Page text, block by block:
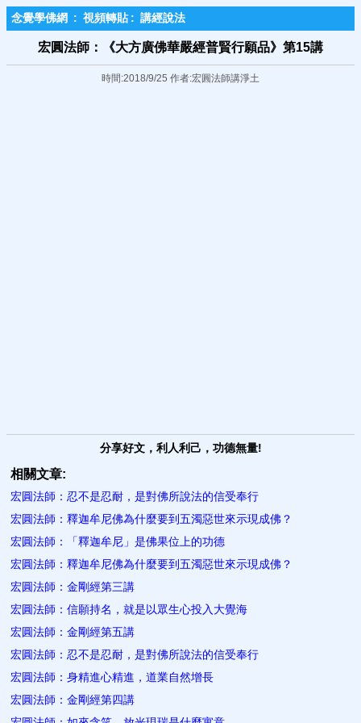
念覺學佛網 : 視頻轉貼 : 講經說法
宏圓法師：《大方廣佛華嚴經普賢行願品》第15講
時間:2018/9/25 作者:宏圓法師講淨土
分享好文，利人利己，功德無量!
相關文章:
宏圓法師：忍不是忍耐，是對佛所說法的信受奉行
宏圓法師：釋迦牟尼佛為什麼要到五濁惡世來示現成佛？
宏圓法師：「釋迦牟尼」是佛果位上的功德
宏圓法師：釋迦牟尼佛為什麼要到五濁惡世來示現成佛？
宏圓法師：金剛經第三講
宏圓法師：信願持名，就是以眾生心投入大覺海
宏圓法師：金剛經第五講
宏圓法師：忍不是忍耐，是對佛所說法的信受奉行
宏圓法師：身精進心精進，道業自然增長
宏圓法師：金剛經第四講